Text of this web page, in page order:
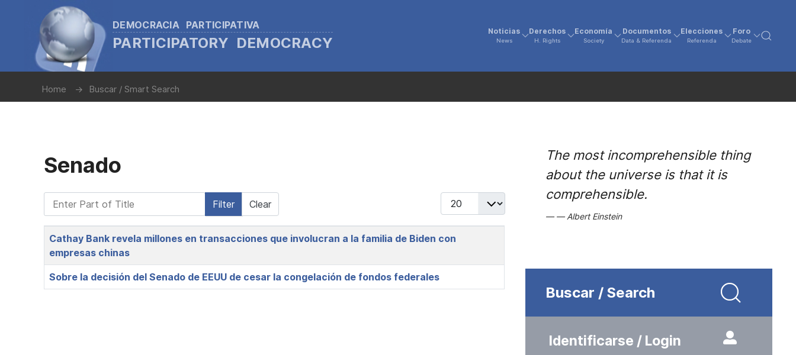
DEMOCRACIA PARTICIPATIVA
PARTICIPATORY DEMOCRACY
Noticias
News
Derechos
H. Rights
Economía
Society
Documentos
Data & Referenda
Elecciones
Referenda
Foro
Debate
Home Buscar / Smart Search
Senado
Enter Part of Title Filter Clear Display #
Title
Cathay Bank revela millones en transacciones que involucran a la familia de Biden con
empresas chinas
Sobre la decisión del Senado de EEUU de cesar la congelación de fondos federales
The most incomprehensible thing
about the universe is that it is
comprehensible.
Albert Einstein
Buscar / Search
Identificarse / Login